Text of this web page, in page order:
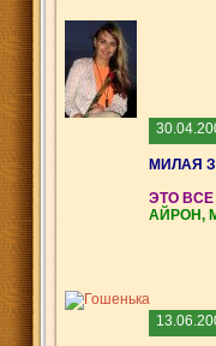
МИЛАЯ
ЭТО
АЙРОН,